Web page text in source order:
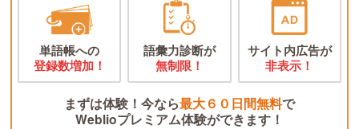
単語帳への
登録数増加！
語彙力診断が
無制限！
サイト内広告が
非表示！
まずは体験！今なら最大６０日間無料で
Weblioプレミアム体験ができます！